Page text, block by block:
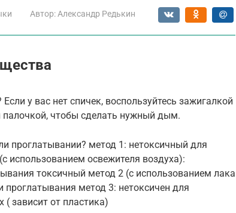
Автор: Александр Редькин
у вас нет спичек, воспользуйтесь зажигалкой
чтобы сделать нужный дым.
проглатывании? метод 1: нетоксичный для
использованием освежителя воздуха):
токсичный метод 2 (с использованием лака
метод 3: нетоксичен для
зависит от пластика)